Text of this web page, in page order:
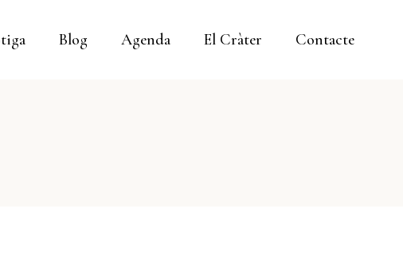
Blog Agenda El Cràter Contacte